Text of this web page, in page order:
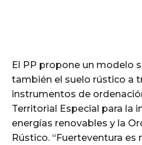
El PP propone un modelo
también el suelo rústico a
instrumentos de
Territorial Especial para la
energías renovables y la
Rústico. “Fuerteventura es